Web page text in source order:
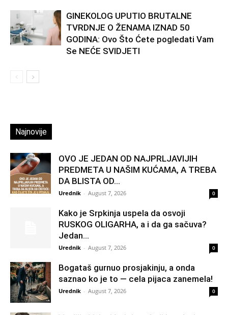
GINEKOLOG UPUTIO BRUTALNE
TVRDNJE O ŽENAMA IZNAD 50
GODINA: Ovo Što Ćete pogledati Vam
Se NEĆE SVIDJETI
Najnovije
OVO JE JEDAN OD NAJPRLJAVIJIH
PREDMETA U NAŠIM KUĆAMA, A TREBA
DA BLISTA OD...
Urednik - August 7, 2026 0
Kako je Srpkinja uspela da osvoji
RUSKOG OLIGARHA, a i da ga sačuva?
Jedan...
Urednik - August 7, 2026 0
Bogataš gurnuo prosjakinju, a onda
saznao ko je to — cela pijaca zanemela!
Urednik - August 7, 2026 0